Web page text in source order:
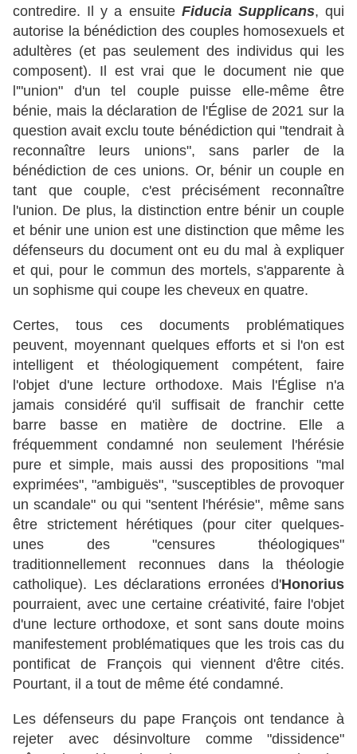
contredire. Il y a ensuite Fiducia Supplicans, qui
autorise la bénédiction des couples homosexuels et
adultères (et pas seulement des individus qui les
composent). Il est vrai que le document nie que
l'"union" d'un tel couple puisse elle-même être
bénie, mais la déclaration de l'Église de 2021 sur la
question avait exclu toute bénédiction qui "tendrait à
reconnaître leurs unions", sans parler de la
bénédiction de ces unions. Or, bénir un couple en
tant que couple, c'est précisément reconnaître
l'union. De plus, la distinction entre bénir un couple
et bénir une union est une distinction que même les
défenseurs du document ont eu du mal à expliquer
et qui, pour le commun des mortels, s'apparente à
un sophisme qui coupe les cheveux en quatre.
Certes, tous ces documents problématiques
peuvent, moyennant quelques efforts et si l'on est
intelligent et théologiquement compétent, faire
l'objet d'une lecture orthodoxe. Mais l'Église n'a
jamais considéré qu'il suffisait de franchir cette
barre basse en matière de doctrine. Elle a
fréquemment condamné non seulement l'hérésie
pure et simple, mais aussi des propositions "mal
exprimées", "ambiguës", "susceptibles de provoquer
un scandale" ou qui "sentent l'hérésie", même sans
être strictement hérétiques (pour citer quelques-
unes des "censures théologiques"
traditionnellement reconnues dans la théologie
catholique). Les déclarations erronées d'Honorius
pourraient, avec une certaine créativité, faire l'objet
d'une lecture orthodoxe, et sont sans doute moins
manifestement problématiques que les trois cas du
pontificat de François qui viennent d'être cités.
Pourtant, il a tout de même été condamné.
Les défenseurs du pape François ont tendance à
rejeter avec désinvolture comme "dissidence"